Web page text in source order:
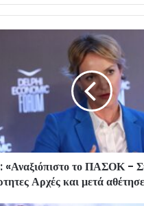
«Αναξιόπιστο το ΠΑΣΟΚ -
Αρχές και μετά